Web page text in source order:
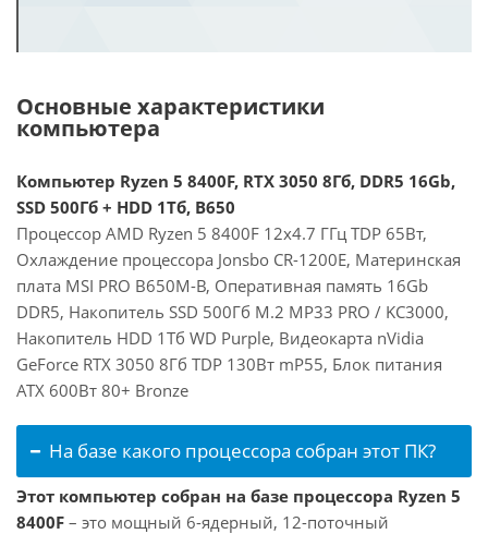
Основные характеристики
компьютера
Компьютер Ryzen 5 8400F, RTX 3050 8Гб, DDR5 16Gb,
SSD 500Гб + HDD 1Тб, B650
Процессор AMD Ryzen 5 8400F 12x4.7 ГГц TDP 65Вт,
Охлаждение процессора Jonsbo CR-1200E, Материнская
плата MSI PRO B650M-B, Оперативная память 16Gb
DDR5, Накопитель SSD 500Гб M.2 MP33 PRO / KC3000,
Накопитель HDD 1Тб WD Purple, Видеокарта nVidia
GeForce RTX 3050 8Гб TDP 130Вт mP55, Блок питания
ATX 600Вт 80+ Bronze
На базе какого процессора собран этот ПК?
Этот компьютер собран на базе процессора Ryzen 5
8400F – это мощный 6-ядерный, 12-поточный